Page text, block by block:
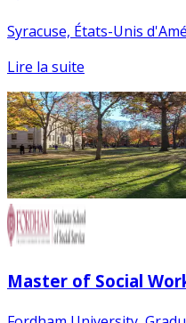
Syracuse, États-Unis
Lire la suite
Master of Social